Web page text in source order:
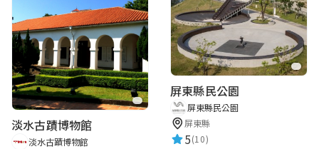
淡水古蹟博物館
淡水古蹟博物館
屏東縣民公園
屏東縣民公園
屏東縣
5(10)